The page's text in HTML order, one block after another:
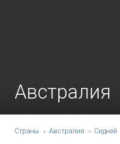
Австралия
Страны Австралия Сидней